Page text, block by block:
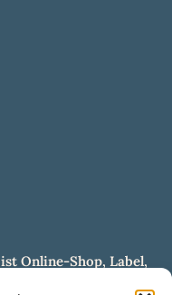
Online-Shop, Label,